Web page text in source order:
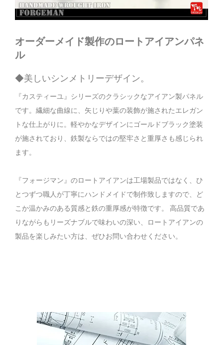
オーダーメイド製作のロートアイアンパネ
ル
◆美しいシンメトリーデザイン。
『カスティーユ』シリーズのクラシックなアイアン製パネル
です。繊細な曲線に、矢じりや葉の装飾が施されたエレガン
トな仕上がりに。軽やかなデザインにゴールドブラック塗装
が施されており、鉄製ならではの堅牢さと重厚さも感じられ
ます。
『フォージマン』のロートアイアンは工場製品ではなく、ひ
とつずつ職人が丁寧にハンドメイドで制作致しますので、ど
こか温かみのある質感と鉄の重厚感が特徴です。 高品質であ
りながらもリーズナブルで味わいの深い、ロートアイアンの
製品を楽しみたい方は、ぜひお問い合わせください。